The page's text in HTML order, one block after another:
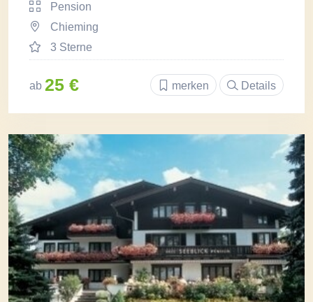
Pension
Chieming
3 Sterne
ab 25 € merken Details